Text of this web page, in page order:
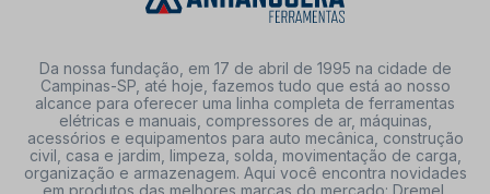
Da nossa fundação, em 17 de abril de 1995 na cidade de
Campinas-SP, até hoje, fazemos tudo que está ao nosso
alcance para oferecer uma linha completa de ferramentas
elétricas e manuais, compressores de ar, máquinas,
acessórios e equipamentos para auto mecânica, construção
civil, casa e jardim, limpeza, solda, movimentação de carga,
organização e armazenagem. Aqui você encontra novidades
em produtos das melhores marcas do mercado: Dremel,